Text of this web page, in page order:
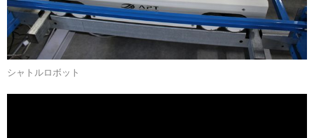
シャトルロボット